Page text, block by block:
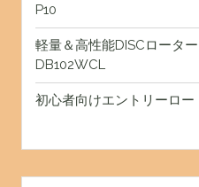
P10
軽量＆高性能DISCロータ
DB102WCL
初心者向けエントリーロ